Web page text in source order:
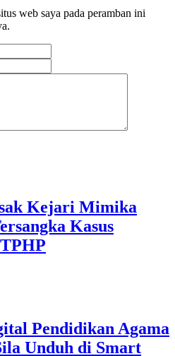
web saya pada peramban ini
Kejari Mimika
Kasus
Pendidikan Agama
Unduh di Smart